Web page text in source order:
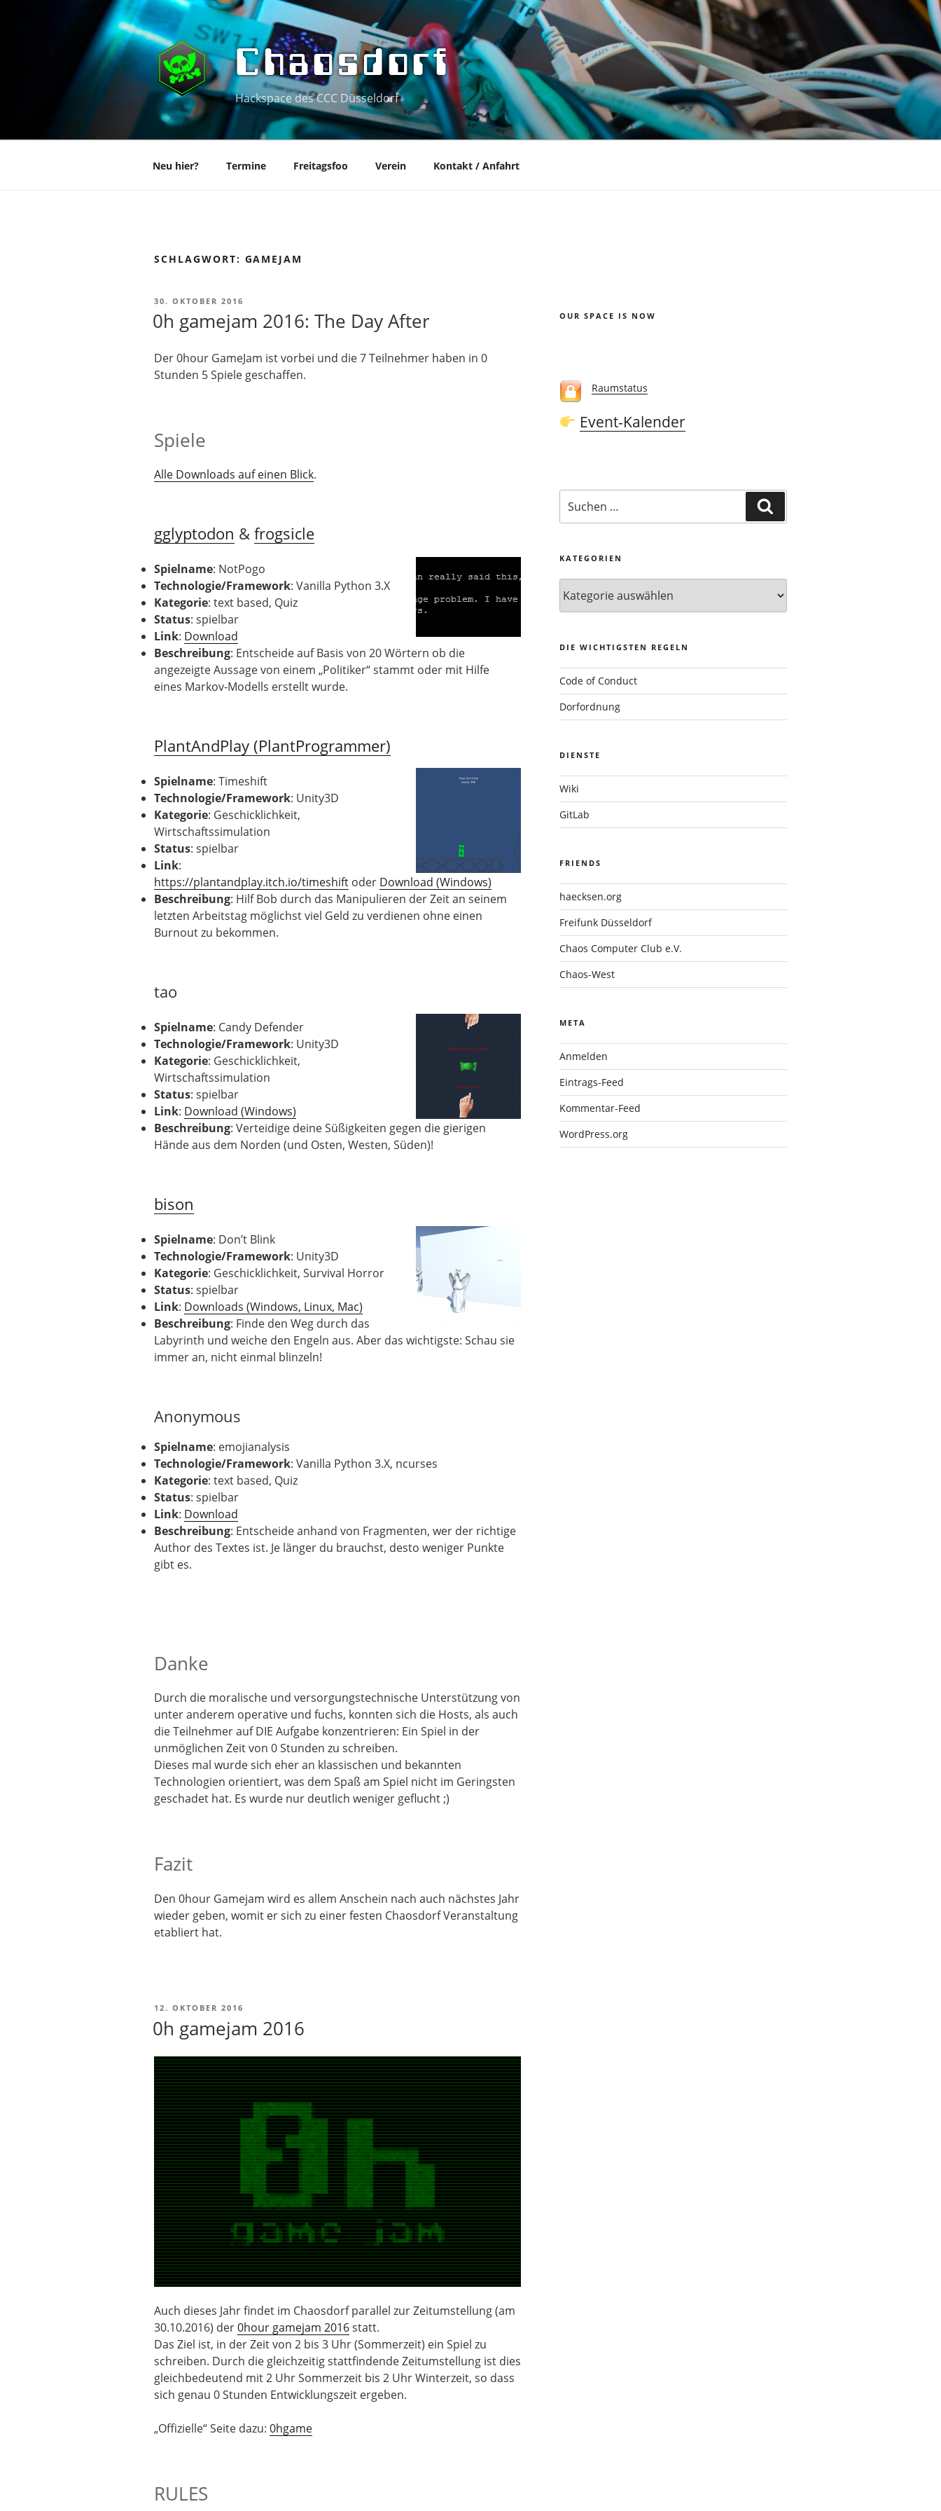
Chaosdorf
Hackspace des CCC Düsseldorf
Neu hier? Termine Freitagsfoo Verein Kontakt / Anfahrt
SCHLAGWORT: GAMEJAM
VERÖFFENTLICHT
30. OKTOBER 2016
0h gamejam 2016: The Day After
Der 0hour GameJam ist vorbei und die 7 Teilnehmer haben in 0
Stunden 5 Spiele geschaffen.
Spiele
Alle Downloads auf einen Blick.
gglyptodon & frogsicle
Spielname: NotPogo
Technologie/Framework: Vanilla Python 3.X
Kategorie: text based, Quiz
Status: spielbar
Link: Download
Beschreibung: Entscheide auf Basis von 20 Wörtern ob die
angezeigte Aussage von einem „Politiker“ stammt oder mit Hilfe
eines Markov-Modells erstellt wurde.
PlantAndPlay (PlantProgrammer)
Spielname: Timeshift
Technologie/Framework: Unity3D
Kategorie: Geschicklichkeit,
Wirtschaftssimulation
Status: spielbar
Link:
https://plantandplay.itch.io/timeshift oder Download (Windows)
Beschreibung: Hilf Bob durch das Manipulieren der Zeit an seinem
letzten Arbeitstag möglichst viel Geld zu verdienen ohne einen
Burnout zu bekommen.
tao
Spielname: Candy Defender
Technologie/Framework: Unity3D
Kategorie: Geschicklichkeit,
Wirtschaftssimulation
Status: spielbar
Link: Download (Windows)
Beschreibung: Verteidige deine Süßigkeiten gegen die gierigen
Hände aus dem Norden (und Osten, Westen, Süden)!
bison
Spielname: Don’t Blink
Technologie/Framework: Unity3D
Kategorie: Geschicklichkeit, Survival Horror
Status: spielbar
Link: Downloads (Windows, Linux, Mac)
Beschreibung: Finde den Weg durch das
Labyrinth und weiche den Engeln aus. Aber das wichtigste: Schau sie
immer an, nicht einmal blinzeln!
Anonymous
Spielname: emojianalysis
Technologie/Framework: Vanilla Python 3.X, ncurses
Kategorie: text based, Quiz
Status: spielbar
Link: Download
Beschreibung: Entscheide anhand von Fragmenten, wer der richtige
Author des Textes ist. Je länger du brauchst, desto weniger Punkte
gibt es.
Danke
Durch die moralische und versorgungstechnische Unterstützung von
unter anderem operative und fuchs, konnten sich die Hosts, als auch
die Teilnehmer auf DIE Aufgabe konzentrieren: Ein Spiel in der
unmöglichen Zeit von 0 Stunden zu schreiben.
Dieses mal wurde sich eher an klassischen und bekannten
Technologien orientiert, was dem Spaß am Spiel nicht im Geringsten
geschadet hat. Es wurde nur deutlich weniger geflucht ;)
Fazit
Den 0hour Gamejam wird es allem Anschein nach auch nächstes Jahr
wieder geben, womit er sich zu einer festen Chaosdorf Veranstaltung
etabliert hat.
VERÖFFENTLICHT
12. OKTOBER 2016
0h gamejam 2016
Auch dieses Jahr findet im Chaosdorf parallel zur Zeitumstellung (am
30.10.2016) der0hour gamejam 2016statt.
Das Ziel ist, in der Zeit von 2 bis 3 Uhr (Sommerzeit) ein Spiel zu
schreiben. Durch die gleichzeitig stattfindende Zeitumstellung ist dies
gleichbedeutend mit 2 Uhr Sommerzeit bis 2 Uhr Winterzeit, so dass
sich genau 0 Stunden Entwicklungszeit ergeben.
„Offizielle“ Seite dazu: 0hgame
RULES
OUR SPACE IS NOW
Raumstatus
Event-Kalender
nach:
KATEGORIEN
DIE WICHTIGSTEN REGELN
Code of Conduct
Dorfordnung
DIENSTE
Wiki
GitLab
FRIENDS
haecksen.org
Freifunk Düsseldorf
Chaos Computer Club e.V.
Chaos-West
META
Anmelden
Eintrags-Feed
Kommentar-Feed
WordPress.org